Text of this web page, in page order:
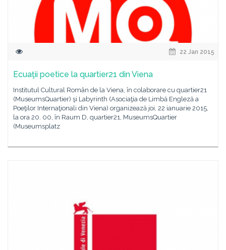
22 Jan 2015
Ecuaţii poetice la quartier21 din Viena
Institutul Cultural Român de la Viena, în colaborare cu quartier21
(MuseumsQuartier) şi Labyrinth (Asociaţia de Limbă Engleză a
Poeţilor Internaţionali din Viena) organizează joi, 22 ianuarie 2015,
la ora 20. 00, în Raum D, quartier21, MuseumsQuartier
(Museumsplatz